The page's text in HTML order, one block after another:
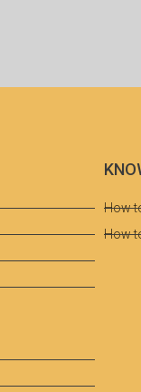
How
How